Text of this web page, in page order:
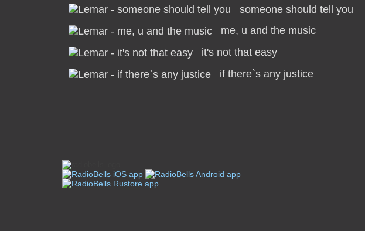
someone should tell you
me, u and the music
it's not that easy
if there`s any justice